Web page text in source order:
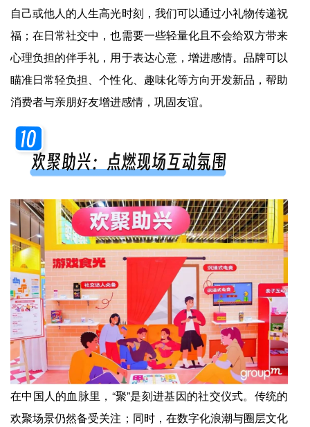
自己或他人的人生高光时刻，我们可以通过小礼物传递祝
福；在日常社交中，也需要一些轻量化且不会给双方带来
心理负担的伴手礼，用于表达心意，增进感情。品牌可以
瞄准日常轻负担、个性化、趣味化等方向开发新品，帮助
消费者与亲朋好友增进感情，巩固友谊。
在中国人的血脉里，“聚”是刻进基因的社交仪式。传统的
欢聚场景仍然备受关注；同时，在数字化浪潮与圈层文化